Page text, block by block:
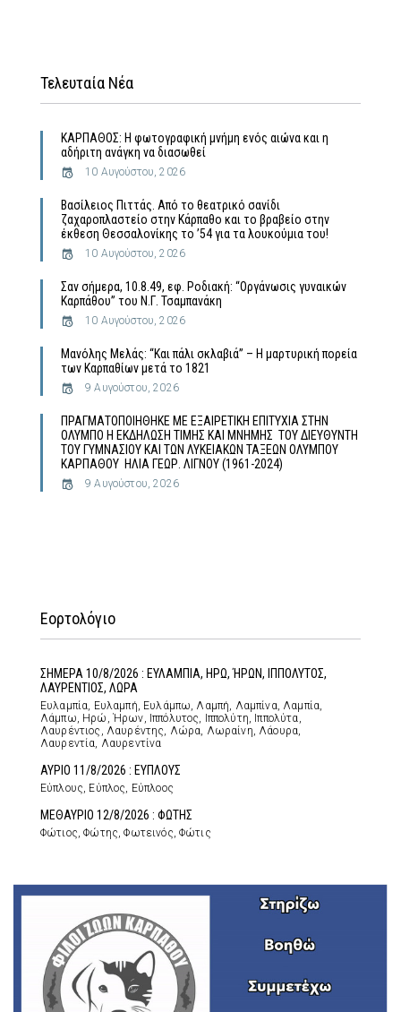
Τελευταία Νέα
ΚΑΡΠΑΘΟΣ: Η φωτογραφική μνήμη ενός αιώνα και η
αδήριτη ανάγκη να διασωθεί
10 Αυγούστου, 2026
Βασίλειος Πιττάς. Από το θεατρικό σανίδι
ζαχαροπλαστείο στην Κάρπαθο και το βραβείο στην
έκθεση Θεσσαλονίκης το ’54 για τα λουκούμια του!
10 Αυγούστου, 2026
Σαν σήμερα, 10.8.49, εφ. Ροδιακή: “Οργάνωσις γυναικών
Καρπάθου” του Ν.Γ. Τσαμπανάκη
10 Αυγούστου, 2026
Μανόλης Μελάς: “Και πάλι σκλαβιά” – Η μαρτυρική πορεία
των Καρπαθίων μετά το 1821
9 Αυγούστου, 2026
ΠΡΑΓΜΑΤΟΠΟΙΗΘΗΚΕ ΜΕ ΕΞΑΙΡΕΤΙΚΗ ΕΠΙΤΥΧΙΑ ΣΤΗΝ
ΟΛΥΜΠΟ Η ΕΚΔΗΛΩΣΗ ΤΙΜΗΣ ΚΑΙ ΜΝΗΜΗΣ ΤΟΥ ΔΙΕΥΘΥΝΤΗ
ΤΟΥ ΓΥΜΝΑΣΙΟΥ ΚΑΙ ΤΩΝ ΛΥΚΕΙΑΚΩΝ ΤΑΞΕΩΝ ΟΛΥΜΠΟΥ
ΚΑΡΠΑΘΟΥ ΗΛΙΑ ΓΕΩΡ. ΛΙΓΝΟΥ (1961-2024)
9 Αυγούστου, 2026
Εορτολόγιο
ΣΗΜΕΡΑ 10/8/2026 : ΕΥΛΑΜΠΙΑ, ΗΡΩ, ΉΡΩΝ, ΙΠΠΟΛΥΤΟΣ,
ΛΑΥΡΕΝΤΙΟΣ, ΛΩΡΑ
Ευλαμπία, Ευλαμπή, Ευλάμπω, Λαμπή, Λαμπίνα, Λαμπία,
Λάμπω, Ηρώ, Ήρων, Ιππόλυτος, Ιππολύτη, Ιππολύτα,
Λαυρέντιος, Λαυρέντης, Λώρα, Λωραίνη, Λάουρα,
Λαυρεντία, Λαυρεντίνα
ΑΥΡΙΟ 11/8/2026 : ΕΥΠΛΟΥΣ
Εύπλους, Εύπλος, Εύπλοος
ΜΕΘΑΥΡΙΟ 12/8/2026 : ΦΩΤΗΣ
Φώτιος, Φώτης, Φωτεινός, Φώτις